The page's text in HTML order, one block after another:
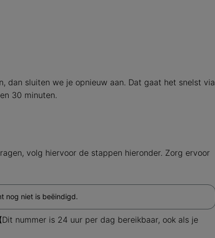
dan sluiten we je opnieuw aan. Dat gaat het snelst via
30 minuten.
volg hiervoor de stappen hieronder. Zorg ervoor
nog niet is beëindigd.
Dit nummer is 24 uur per dag bereikbaar, ook als je